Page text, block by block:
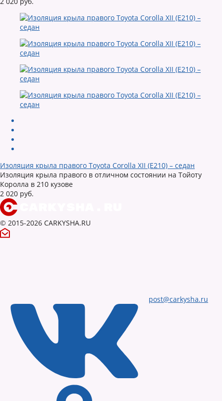
Изоляция крыла правого Toyota Corolla XII (E210) – седан
Изоляция крыла правого в отличном состоянии на Тойоту
Королла в 210 кузове
2 020 руб.
© 2015-2026 CARKYSHA.RU
post@carkysha.ru